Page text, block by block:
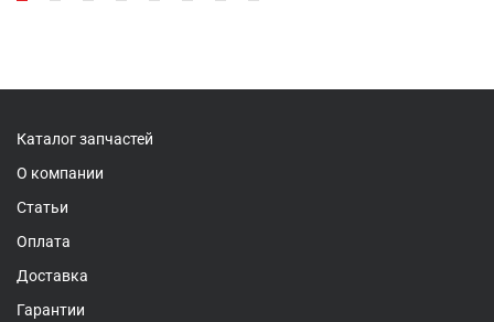
Каталог запчастей
О компании
Статьи
Оплата
Доставка
Гарантии